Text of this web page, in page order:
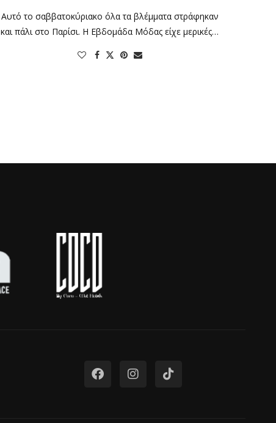
Αυτό το σαββατοκύριακο όλα τα βλέμματα στράφηκαν
και πάλι στο Παρίσι. Η Εβδομάδα Μόδας είχε μερικές…